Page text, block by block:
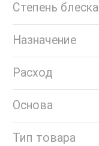
Степень блеска
Назначение
Расход
Основа
Тип товара